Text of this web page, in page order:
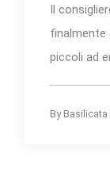
Il
finalmente
piccoli ad
By